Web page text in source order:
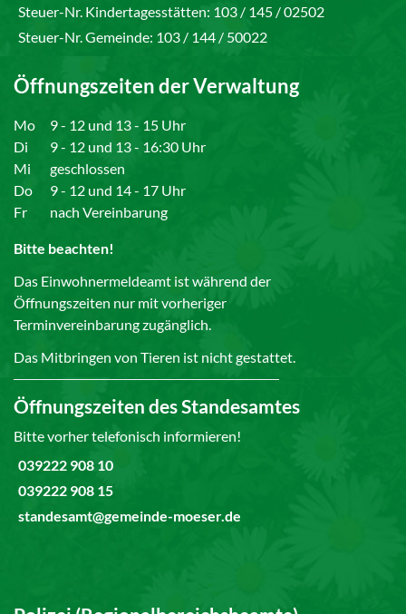
Steuer-Nr. Kindertagesstätten: 103 / 145 / 02502
Steuer-Nr. Gemeinde: 103 / 144 / 50022
Öffnungszeiten der Verwaltung
Mo
9 - 12 und 13 - 15 Uhr
Di
9 - 12 und 13 - 16:30 Uhr
Mi
geschlossen
Do
9 - 12 und 14 - 17 Uhr
Fr
nach Vereinbarung
Bitte beachten!
Das Einwohnermeldeamt ist während der
Öffnungszeiten nur mit vorheriger
Terminvereinbarung zugänglich.
Das Mitbringen von Tieren ist nicht gestattet.
Öffnungszeiten des Standesamtes
Bitte vorher telefonisch informieren!
039222 908 10
039222 908 15
standesamt@gemeinde-moeser.de